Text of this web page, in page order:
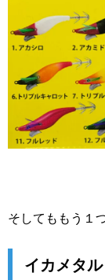
そしてももう１
イカメタ